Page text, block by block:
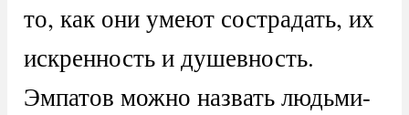
то, как они умеют сострадать, их
искренность и душевность.
Эмпатов можно назвать людьми-